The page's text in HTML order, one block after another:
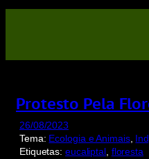
Saltar
conteúdo
Protesto Pela
26/08/2023
Tema: Ecologia e Animais,
Etiquetas: eucaliptal , floresta